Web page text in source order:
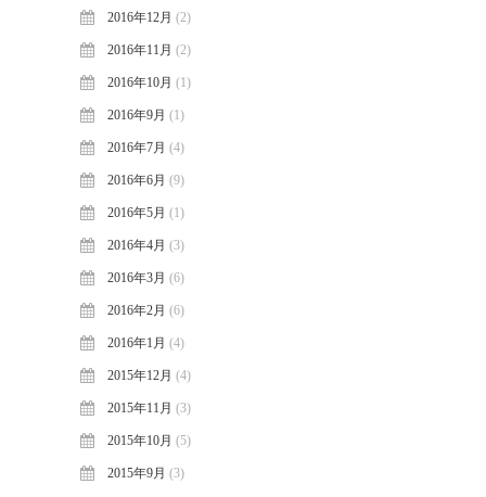
2016年12月 (2)
2016年11月 (2)
2016年10月 (1)
2016年9月 (1)
2016年7月 (4)
2016年6月 (9)
2016年5月 (1)
2016年4月 (3)
2016年3月 (6)
2016年2月 (6)
2016年1月 (4)
2015年12月 (4)
2015年11月 (3)
2015年10月 (5)
2015年9月 (3)